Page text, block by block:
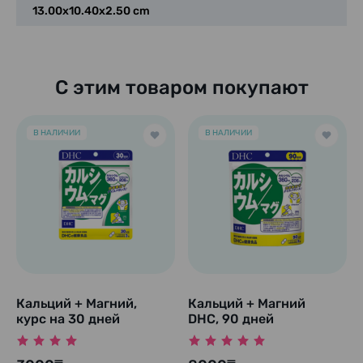
13.00x10.40x2.50 cm
С этим товаром покупают
В НАЛИЧИИ
Кальций + Магний,
курс на 30 дней
В НАЛИЧИИ
Кальций + Магний
DHC, 90 дней